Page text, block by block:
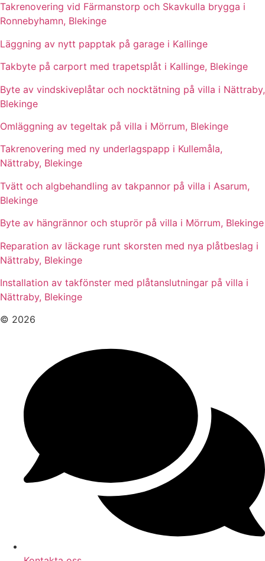
Takrenovering vid Färmanstorp och Skavkulla brygga i
Ronnebyhamn, Blekinge
Läggning av nytt papptak på garage i Kallinge
Takbyte på carport med trapetsplåt i Kallinge, Blekinge
Byte av vindskiveplåtar och nocktätning på villa i Nättraby,
Blekinge
Omläggning av tegeltak på villa i Mörrum, Blekinge
Takrenovering med ny underlagspapp i Kullemåla,
Nättraby, Blekinge
Tvätt och algbehandling av takpannor på villa i Asarum,
Blekinge
Byte av hängrännor och stuprör på villa i Mörrum, Blekinge
Reparation av läckage runt skorsten med nya plåtbeslag i
Nättraby, Blekinge
Installation av takfönster med plåtanslutningar på villa i
Nättraby, Blekinge
© 2026